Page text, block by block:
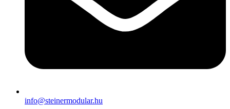
info@steinermodular.hu